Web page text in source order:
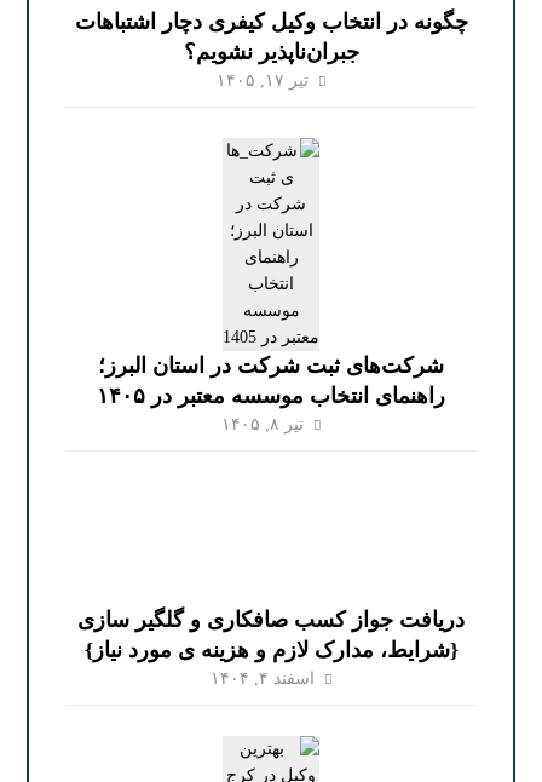
چگونه در انتخاب وکیل کیفری دچار اشتباهات
جبران‌ناپذیر نشویم؟
تیر ۱۷, ۱۴۰۵
شرکت‌های ثبت شرکت در استان البرز؛
راهنمای انتخاب موسسه معتبر در ۱۴۰۵
تیر ۸, ۱۴۰۵
دریافت جواز کسب صافکاری و گلگیر سازی
{شرایط، مدارک لازم و هزینه ی مورد نیاز}
اسفند ۴, ۱۴۰۴